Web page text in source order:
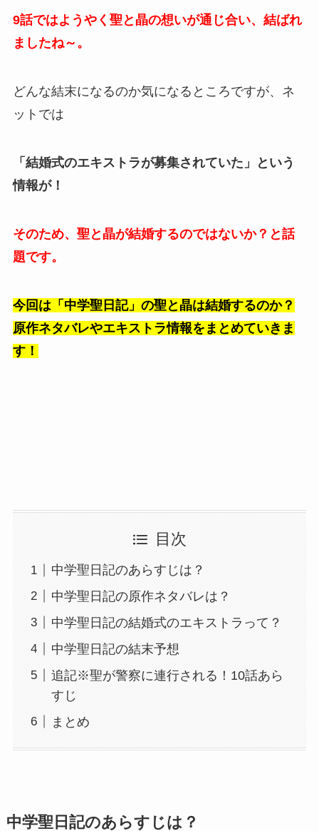
9話ではようやく聖と晶の想いが通じ合い、結ばれ
ましたね～。
どんな結末になるのか気になるところですが、ネ
ットでは
「結婚式のエキストラが募集されていた」という
情報が！
そのため、聖と晶が結婚するのではないか？と話
題です。
今回は「中学聖日記」の聖と晶は結婚するのか？
原作ネタバレやエキストラ情報をまとめていきま
す！
目次
中学聖日記のあらすじは？
中学聖日記の原作ネタバレは？
中学聖日記の結婚式のエキストラって？
中学聖日記の結末予想
追記※聖が警察に連行される！10話あら
すじ
まとめ
中学聖日記のあらすじは？